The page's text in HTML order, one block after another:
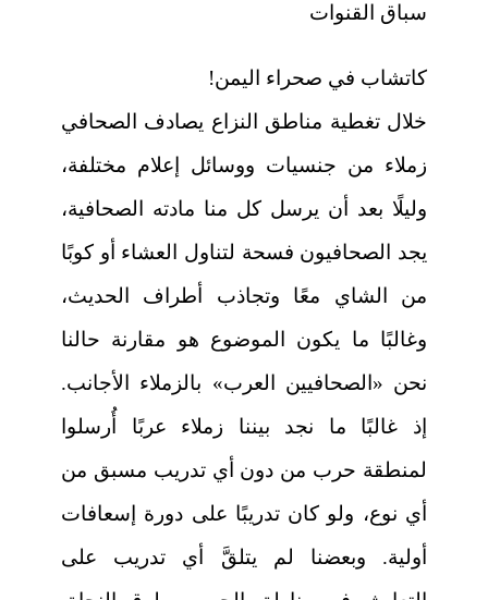
سباق القنوات
كاتشاب في صحراء اليمن!
خلال تغطية مناطق النزاع يصادف الصحافي
زملاء من جنسيات ووسائل إعلام مختلفة،
وليلًا بعد أن يرسل كل منا مادته الصحافية،
يجد الصحافيون فسحة لتناول العشاء أو كوبًا
من الشاي معًا وتجاذب أطراف الحديث،
وغالبًا ما يكون الموضوع هو مقارنة حالنا
نحن «الصحافيين العرب» بالزملاء الأجانب.
إذ غالبًا ما نجد بيننا زملاء عربًا أُرسلوا
لمنطقة حرب من دون أي تدريب مسبق من
أي نوع، ولو كان تدريبًا على دورة إسعافات
أولية. وبعضنا لم يتلقَّ أي تدريب على